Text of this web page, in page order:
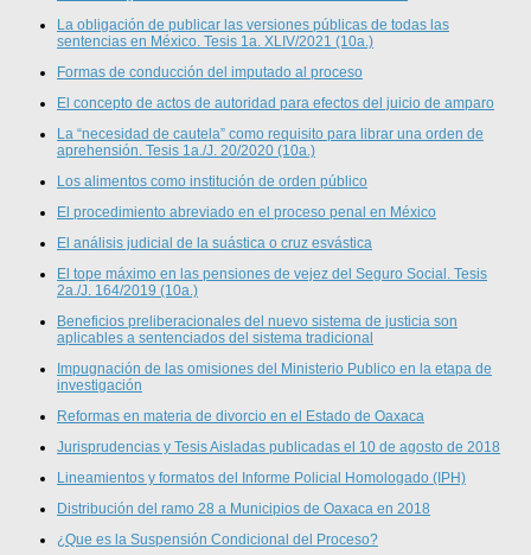
La obligación de publicar las versiones públicas de todas las
sentencias en México. Tesis 1a. XLIV/2021 (10a.)
Formas de conducción del imputado al proceso
El concepto de actos de autoridad para efectos del juicio de amparo
La “necesidad de cautela” como requisito para librar una orden de
aprehensión. Tesis 1a./J. 20/2020 (10a.)
Los alimentos como institución de orden público
El procedimiento abreviado en el proceso penal en México
El análisis judicial de la suástica o cruz esvástica
El tope máximo en las pensiones de vejez del Seguro Social. Tesis
2a./J. 164/2019 (10a.)
Beneficios preliberacionales del nuevo sistema de justicia son
aplicables a sentenciados del sistema tradicional
Impugnación de las omisiones del Ministerio Publico en la etapa de
investigación
Reformas en materia de divorcio en el Estado de Oaxaca
Jurisprudencias y Tesis Aisladas publicadas el 10 de agosto de 2018
Lineamientos y formatos del Informe Policial Homologado (IPH)
Distribución del ramo 28 a Municipios de Oaxaca en 2018
¿Que es la Suspensión Condicional del Proceso?